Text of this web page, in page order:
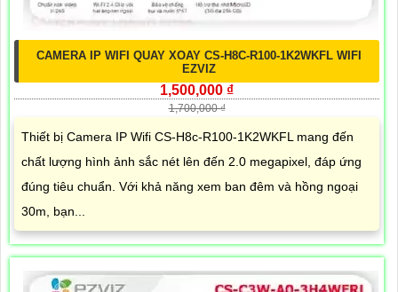
CAMERA IP WIFI QUAY XOAY CS-H8C-R100-1K2WKFL WIFI
EZVIZ
1,500,000 ₫
1,700,000 ₫
Thiết bị Camera IP Wifi CS-H8c-R100-1K2WKFL mang đến
chất lượng hình ảnh sắc nét lên đến 2.0 megapixel, đáp ứng
đúng tiêu chuẩn. Với khả năng xem ban đêm và hồng ngoại
30m, bạn...